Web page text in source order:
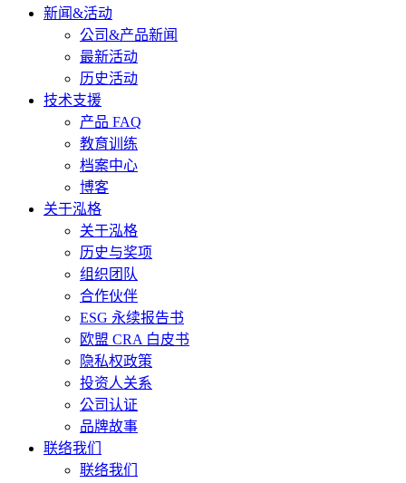
新闻&活动
公司&产品新闻
最新活动
历史活动
技术支援
产品 FAQ
教育训练
档案中心
博客
关于泓格
关于泓格
历史与奖项
组织团队
合作伙伴
ESG 永续报告书
欧盟 CRA 白皮书
隐私权政策
投资人关系
公司认证
品牌故事
联络我们
联络我们